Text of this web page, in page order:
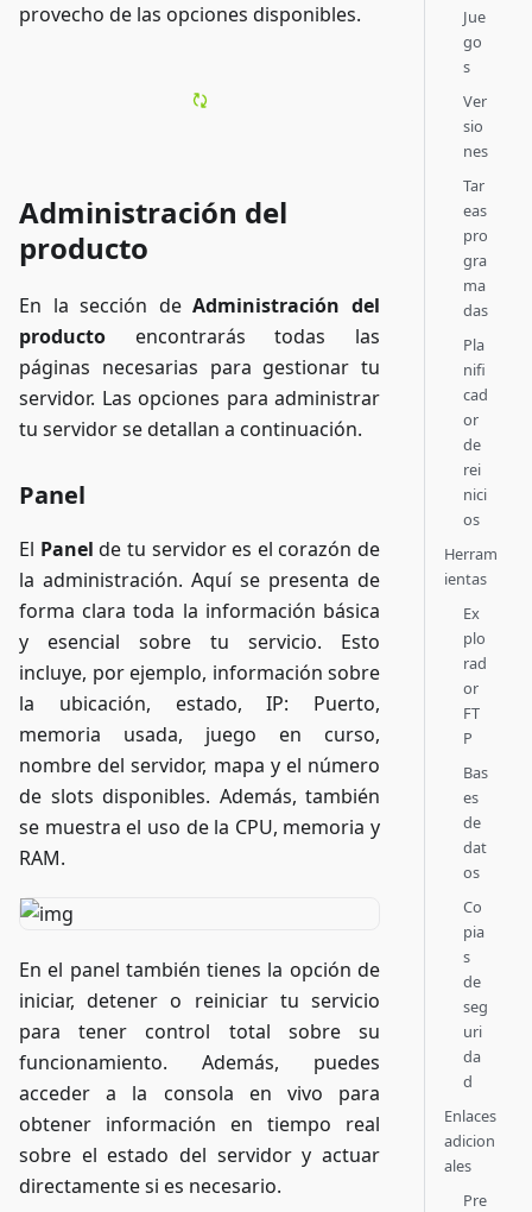
provecho de las opciones disponibles.
Administración del
producto
En la sección deAdministración del
producto encontrarás todas las
páginas necesarias para gestionar tu
servidor. Las opciones para administrar
tu servidor se detallan a continuación.
Panel
El Panel de tu servidor es el corazón de
la administración. Aquí se presenta de
forma clara toda la información básica
y esencial sobre tu servicio. Esto
incluye, por ejemplo, información sobre
la ubicación, estado, IP: Puerto,
memoria usada, juego en curso,
nombre del servidor, mapa y el número
de slots disponibles. Además, también
se muestra el uso de la CPU, memoria y
RAM.
En el panel también tienes la opción de
iniciar, detener o reiniciar tu servicio
para tener control total sobre su
funcionamiento. Además, puedes
acceder a la consola en vivo para
obtener información en tiempo real
sobre el estado del servidor y actuar
directamente si es necesario.
Jue
go
s
Ver
sio
nes
Tar
eas
pro
gra
ma
das
Pla
nifi
cad
or
de
rei
nici
os
Herram
ientas
Ex
plo
rad
or
FT
P
Bas
es
de
dat
os
Co
pia
s
de
seg
uri
da
d
Enlaces
adicion
ales
Pre